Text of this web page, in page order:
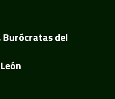
Burócratas del